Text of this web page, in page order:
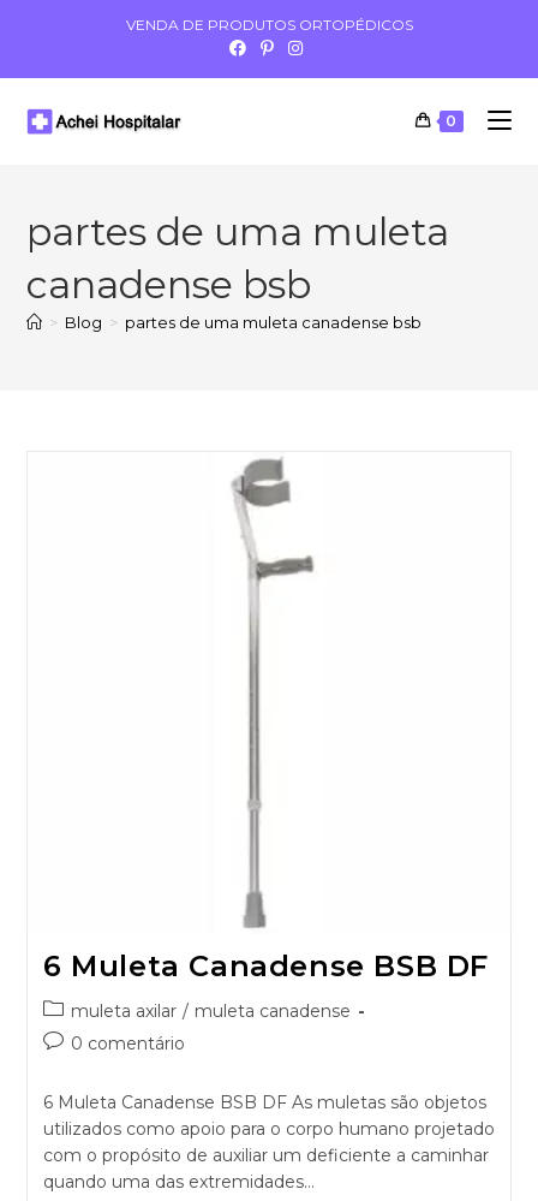
VENDA DE PRODUTOS ORTOPÉDICOS
0
partes de uma muleta
canadense bsb
> Blog > partes de uma muleta canadense bsb
6 Muleta Canadense BSB DF
muleta axilar / muleta canadense
0 comentário
6 Muleta Canadense BSB DF As muletas são objetos
utilizados como apoio para o corpo humano projetado
com o propósito de auxiliar um deficiente a caminhar
quando uma das extremidades…